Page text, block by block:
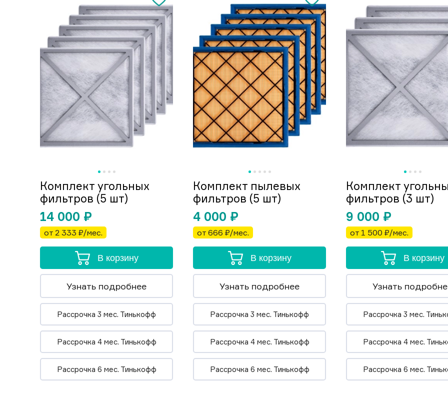
Комплект угольных
фильтров (5 шт)
14 000 ₽
от 2 333 ₽/мес.
В корзину
Узнать подробнее
Рассрочка 3 мес. Тинькофф
Рассрочка 4 мес. Тинькофф
Рассрочка 6 мес. Тинькофф
Комплект пылевых
фильтров (5 шт)
4 000 ₽
от 666 ₽/мес.
В корзину
Узнать подробнее
Рассрочка 3 мес. Тинькофф
Рассрочка 4 мес. Тинькофф
Рассрочка 6 мес. Тинькофф
Комплект
фильтров (3 шт)
9 000 ₽
от 1 500 ₽/мес.
В корзину
Узнать
Рассрочка 3 мес.
Рассрочка 4 мес.
Рассрочка 6 мес.